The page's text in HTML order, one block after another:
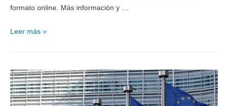
formato online. Más información y …
Leer más »